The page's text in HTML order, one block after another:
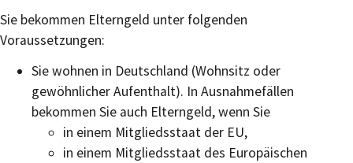
Sie bekommen Elterngeld unter folgenden
Voraussetzungen:
Sie wohnen in Deutschland (Wohnsitz oder
gewöhnlicher Aufenthalt). In Ausnahmefällen
bekommen Sie auch Elterngeld, wenn Sie
in einem Mitgliedsstaat der EU,
in einem Mitgliedsstaat des Europäischen